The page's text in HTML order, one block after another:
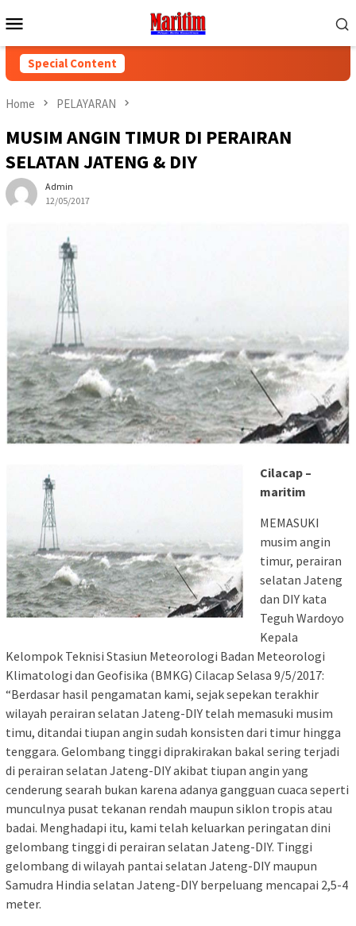
to
Menu
Special Content
Home PELAYARAN
MUSIM ANGIN TIMUR DI PERAIRAN
SELATAN JATENG & DIY
Admin
12/05/2017
Cilacap –
maritim
MEMASUKI
musim angin
timur, perairan
selatan Jateng
dan DIY kata
Teguh Wardoyo
Kepala
Kelompok Teknisi Stasiun Meteorologi Badan Meteorologi
Klimatologi dan Geofisika (BMKG) Cilacap Selasa 9/5/2017:
“Berdasar hasil pengamatan kami, sejak sepekan terakhir
wilayah perairan selatan Jateng-DIY telah memasuki musim
timu, ditandai tiupan angin sudah konsisten dari timur hingga
tenggara. Gelombang tinggi diprakirakan bakal sering terjadi
di perairan selatan Jateng-DIY akibat tiupan angin yang
cenderung searah bukan karena adanya gangguan cuaca seperti
munculnya pusat tekanan rendah maupun siklon tropis atau
badai. Menghadapi itu, kami telah keluarkan peringatan dini
gelombang tinggi di perairan selatan Jateng-DIY. Tinggi
gelombang di wilayah pantai selatan Jateng-DIY maupun
Samudra Hindia selatan Jateng-DIY berpeluang mencapai 2,5-4
meter.